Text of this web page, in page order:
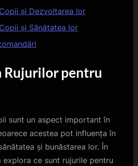
și Dezvoltarea lor
și Sănătatea lor
Rujurilor pentru
sunt un aspect important în
acestea pot influența în
și bunăstarea lor. În
ce sunt rujurile pentru